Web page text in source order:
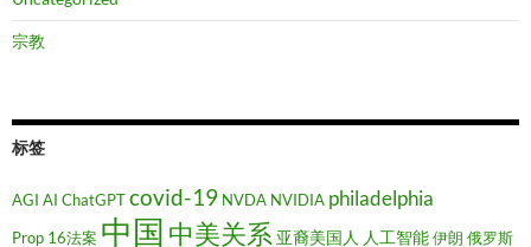
宗教
标签
AGI AI ChatGPTcovid-19 NVDA NVIDIA philadelphia
Prop 16法案 中国 中美关系 亚裔美国人 人工智能伊朗 俄罗斯